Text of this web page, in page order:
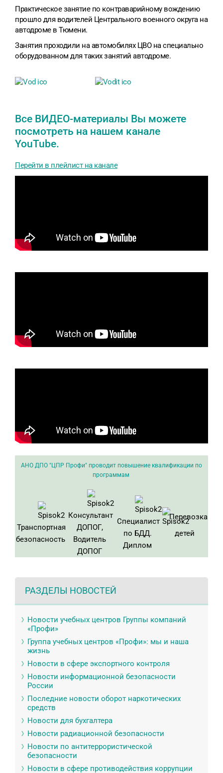
Практическое занятие по контраварийному вождению
прошло для водителей Центрального военного округа на
автодроме в Тюмени.
Занятия проходили на автомобилях ЦВО на специально
оборудованном для таких занятий автодроме.
Все ВИДЕО-материалы Вы можете
посмотреть на нашем канале
YouTube.
Перейти в плейлист на канале
АНО ДПО "ЦПР Профи" проводит повышение квалификации по
программам
Транспортная
безопасность
Консультант
ДОПОГ,
Водитель
ДОПОГ
Специалист
по БДД.
Диплом
Перевозка
детей
РАЗДЕЛЫ НОВОСТЕЙ
Новости учебных центров Группы компаний
«Профи»
Группа учебных центров «Профи»: мы и наша
жизнь
Новости в сфере экспортного контроля
Новости информационной безопасности
России
Последние новости оборот наркотических
средств
Новости для бухгалтера
Новости радиационной безопасности
Новости по антитеррористической
безопасности
Новости в сфере противодействия коррупции